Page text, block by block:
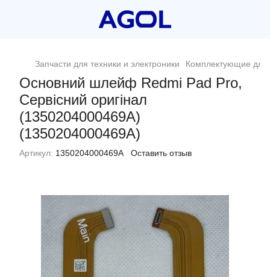
Запчасти для техники и электроники Комплектующие для
Основний шлейф Redmi Pad Pro,
Сервісний оригінал
(1350204000469A)
(1350204000469A)
Артикул: 1350204000469A Оставить отзыв